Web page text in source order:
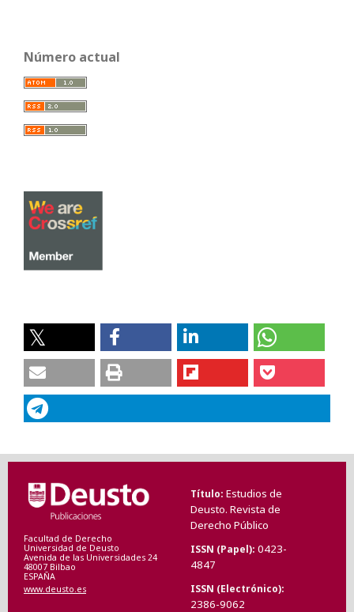
Número actual
Facultad de Derecho
Universidad de Deusto
Avenida de las Universidades 24
48007 Bilbao
ESPAÑA
www.deusto.es
Título Estudios de
Deusto. Revista de
Derecho Público
ISSN (Papel) 0423-
4847
ISSN (Electrónico)
2386-9062